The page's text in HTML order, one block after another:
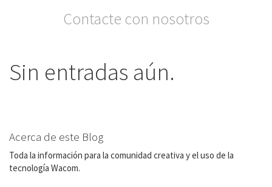
Contacte con nosotros
Sin entradas aún.
Acerca de este Blog
Toda la información para la comunidad creativa y el uso de la
tecnología Wacom.